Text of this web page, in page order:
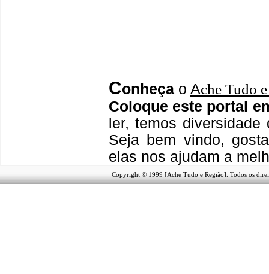
Conheça o Ache Tudo
Coloque este portal
ler, temos diversidade
Seja bem vindo, g
elas nos ajudam a
Copyright © 1999 [Ache Tudo e Região]. Todos os